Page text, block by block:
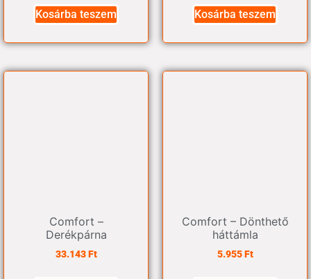
Kosárba teszem Kosárba teszem
Comfort –
Derékpárna
33.143Ft
Comfort – Dönthető
háttámla
5.955Ft